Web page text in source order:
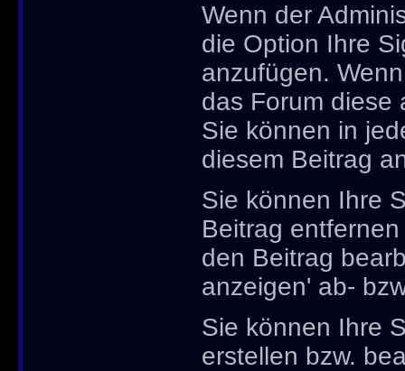
Wenn der
die Option Ihre
anzufügen.
das Forum diese
Sie können in
diesem Beitrag
Sie können Ihre
Beitrag
den Beitrag
anzeigen' ab-
Sie können Ihre
erstellen bzw.